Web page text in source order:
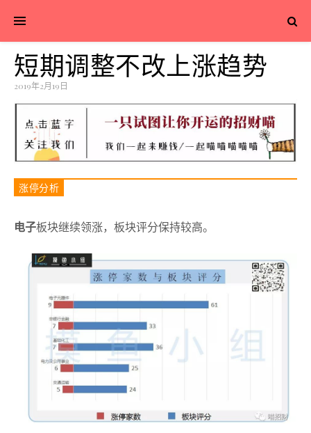
短期调整不改上涨趋势
2019年2月19日
涨停分析
电子板块继续领涨，板块评分保持较高。